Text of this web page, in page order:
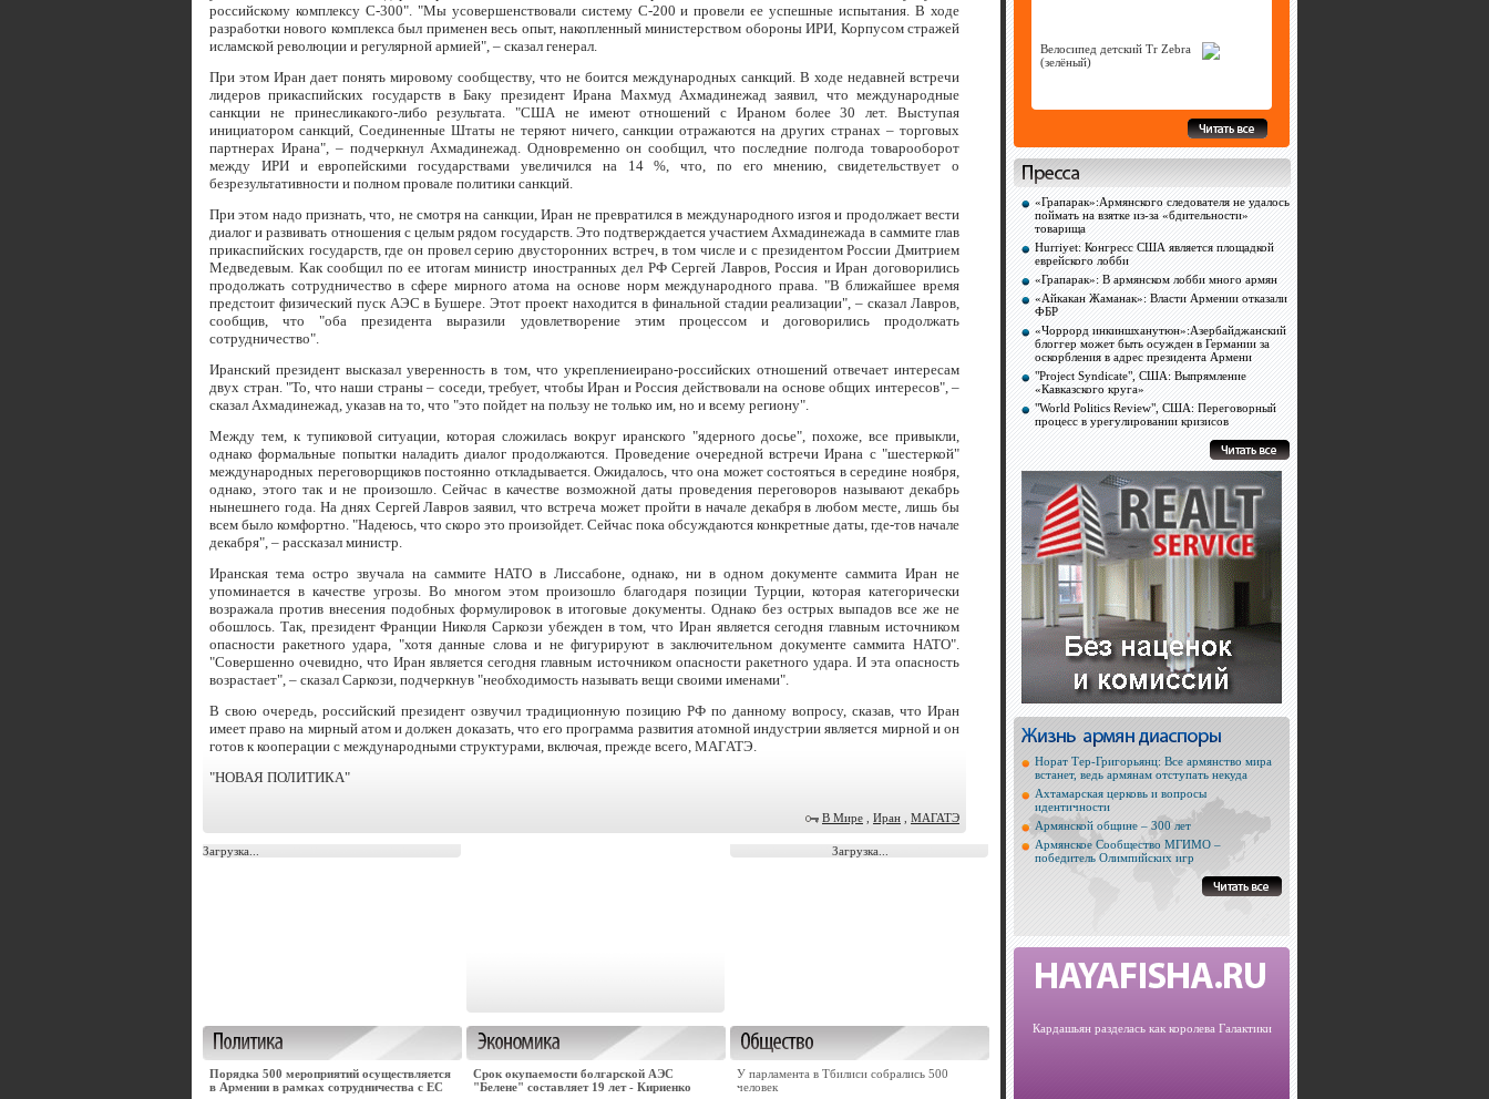
российскому комплексу С-300". "Мы усовершенствовали систему С-200 и провели ее успешные испытания. В ходе
разработки нового комплекса был применен весь опыт, накопленный министерством обороны ИРИ, Корпусом стражей
исламской революции и регулярной армией", – сказал генерал.
При этом Иран дает понять мировому сообществу, что не боится международных санкций. В ходе недавней встречи
лидеров прикаспийских государств в Баку президент Ирана Махмуд Ахмадинежад заявил, что международные
санкции не принесликакого-либо результата. "США не имеют отношений с Ираном более 30 лет. Выступая
инициатором санкций, Соединенные Штаты не теряют ничего, санкции отражаются на других странах – торговых
партнерах Ирана", – подчеркнул Ахмадинежад. Одновременно он сообщил, что последние полгода товарооборот
между ИРИ и европейскими государствами увеличился на 14 %, что, по его мнению, свидетельствует о
безрезультативности и полном провале политики санкций.
При этом надо признать, что, не смотря на санкции, Иран не превратился в международного изгоя и продолжает вести
диалог и развивать отношения с целым рядом государств. Это подтверждается участием Ахмадинежада в саммите глав
прикаспийских государств, где он провел серию двусторонних встреч, в том числе и с президентом России Дмитрием
Медведевым. Как сообщил по ее итогам министр иностранных дел РФ Сергей Лавров, Россия и Иран договорились
продолжать сотрудничество в сфере мирного атома на основе норм международного права. "В ближайшее время
предстоит физический пуск АЭС в Бушере. Этот проект находится в финальной стадии реализации", – сказал Лавров,
сообщив, что "оба президента выразили удовлетворение этим процессом и договорились продолжать
сотрудничество".
Иранский президент высказал уверенность в том, что укреплениеирано-российских отношений отвечает интересам
двух стран. "То, что наши страны – соседи, требует, чтобы Иран и Россия действовали на основе общих интересов", –
сказал Ахмадинежад, указав на то, что "это пойдет на пользу не только им, но и всему региону".
Между тем, к тупиковой ситуации, которая сложилась вокруг иранского "ядерного досье", похоже, все привыкли,
однако формальные попытки наладить диалог продолжаются. Проведение очередной встречи Ирана с "шестеркой"
международных переговорщиков постоянно откладывается. Ожидалось, что она может состояться в середине ноября,
однако, этого так и не произошло. Сейчас в качестве возможной даты проведения переговоров называют декабрь
нынешнего года. На днях Сергей Лавров заявил, что встреча может пройти в начале декабря в любом месте, лишь бы
всем было комфортно. "Надеюсь, что скоро это произойдет. Сейчас пока обсуждаются конкретные даты, где-тов начале
декабря", – рассказал министр.
Иранская тема остро звучала на саммите НАТО в Лиссабоне, однако, ни в одном документе саммита Иран не
упоминается в качестве угрозы. Во многом этом произошло благодаря позиции Турции, которая категорически
возражала против внесения подобных формулировок в итоговые документы. Однако без острых выпадов все же не
обошлось. Так, президент Франции Николя Саркози убежден в том, что Иран является сегодня главным источником
опасности ракетного удара, "хотя данные слова и не фигурируют в заключительном документе саммита НАТО".
"Совершенно очевидно, что Иран является сегодня главным источником опасности ракетного удара. И эта опасность
возрастает", – сказал Саркози, подчеркнув "необходимость называть вещи своими именами".
В свою очередь, российский президент озвучил традиционную позицию РФ по данному вопросу, сказав, что Иран
имеет право на мирный атом и должен доказать, что его программа развития атомной индустрии является мирной и он
готов к кооперации с международными структурами, включая, прежде всего, МАГАТЭ.
"НОВАЯ ПОЛИТИКА"
В Мире Иран МАГАТЭ
Загрузка... Загрузка...
Порядка 500 мероприятий осуществляется
в Армении в рамках сотрудничества с ЕС
Срок окупаемости болгарской АЭС
"Белене" составляет 19 лет - Кириенко
У парламента в Тбилиси собрались 500
человек
Велосипед детский Tr Zebra
(зелёный)
«Грапарак»:Армянского следователя не удалось
поймать на взятке из-за «бдительности»
товарища
Hurriyet: Конгресс США является площадкой
еврейского лобби
«Грапарак»: В армянском лобби много армян
«Айкакан Жаманак»: Власти Армении отказали
ФБР
«Чоррорд инкиншханутюн»:Азербайджанский
блоггер может быть осужден в Германии за
оскорбления в адрес президента Армени
"Project Syndicate", США: Выпрямление
«Кавказского круга»
"World Politics Review", США: Переговорный
процесс в урегулировании кризисов
Норат Тер-Григорьянц: Все армянство мира
встанет, ведь армянам отступать некуда
Ахтамарская церковь и вопросы
идентичности
Армянской общине – 300 лет
Армянское Сообщество МГИМО –
победитель Олимпийских игр
Кардашьян разделась как королева Галактики